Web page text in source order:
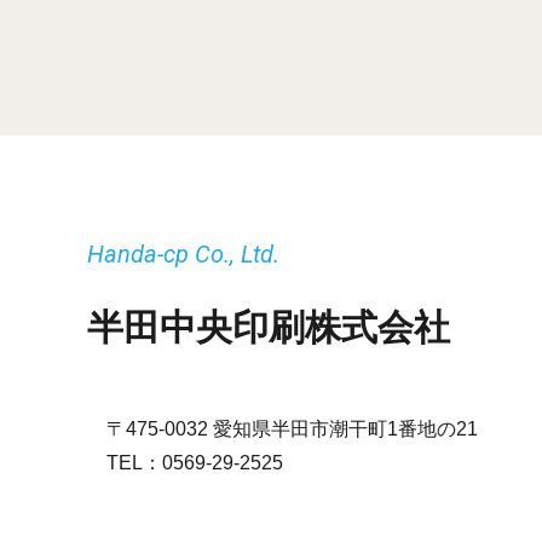
半田中央印刷株式会社
Handa-cp Co., Ltd.
〒475-0032 愛知県半田市潮干町1番地の21
TEL： 0569-29-2525